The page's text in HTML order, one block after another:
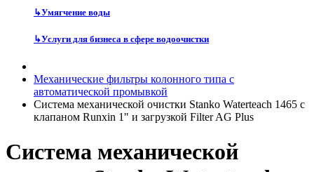
↳Умягчение воды
↳Услуги для бизнеса в сфере водоочистки
Механические фильтры колонного типа с
автоматической промывкой
Система механической очистки Stanko Waterteach 1465 с
клапаном Runxin 1" и загрузкой Filter AG Plus
Система механической